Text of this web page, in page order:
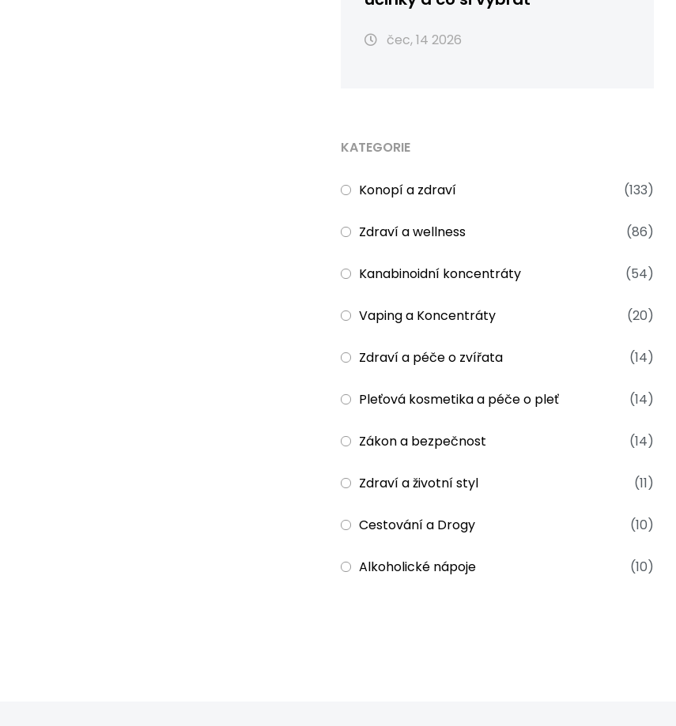
čec, 14 2026
KATEGORIE
Konopí a zdraví (133)
Zdraví a wellness (86)
Kanabinoidní koncentráty (54)
Vaping a Koncentráty (20)
Zdraví a péče o zvířata (14)
Pleťová kosmetika a péče o pleť (14)
Zákon a bezpečnost (14)
Zdraví a životní styl (11)
Cestování a Drogy (10)
Alkoholické nápoje (10)